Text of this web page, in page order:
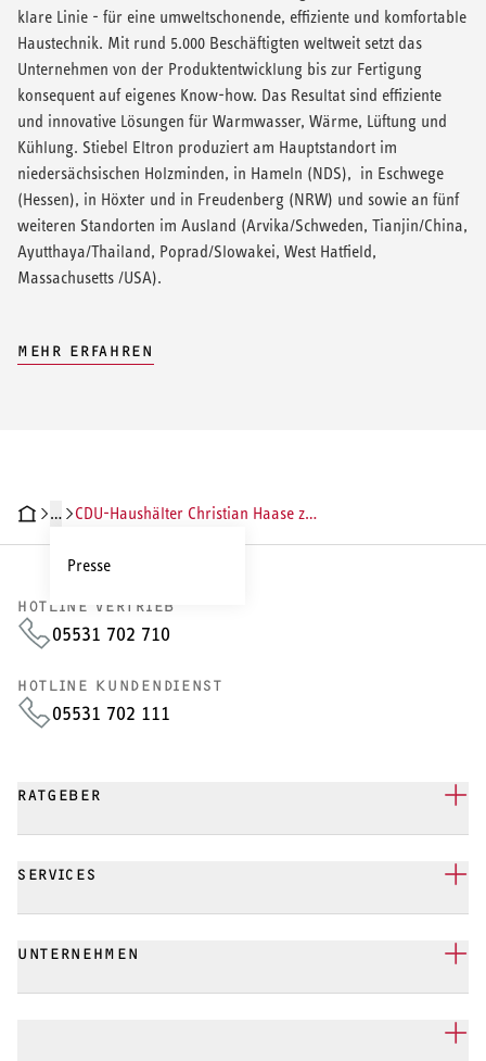
klare Linie - für eine umweltschonende, effiziente und komfortable
Haustechnik. Mit rund 5.000 Beschäftigten weltweit setzt das
Unternehmen von der Produktentwicklung bis zur Fertigung
konsequent auf eigenes Know-how. Das Resultat sind effiziente
und innovative Lösungen für Warmwasser, Wärme, Lüftung und
Kühlung. Stiebel Eltron produziert am Hauptstandort im
niedersächsischen Holzminden, in Hameln (NDS), in Eschwege
(Hessen), in Höxter und in Freudenberg (NRW) und sowie an fünf
weiteren Standorten im Ausland (Arvika/Schweden, Tianjin/China,
Ayutthaya/Thailand, Poprad/Slowakei, West Hatfield,
Massachusetts /USA).
MEHR ERFAHREN
…
Presse
CDU-Haushälter Christian Haase zu Besuch bei Stiebel Eltron
HOTLINE VERTRIEB
05531 702 710
HOTLINE KUNDENDIENST
05531 702 111
RATGEBER
SERVICES
UNTERNEHMEN